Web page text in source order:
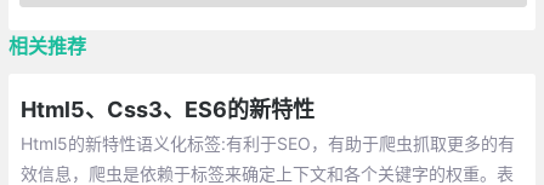
相关推荐
Html5、Css3、ES6的新特性
Html5的新特性语义化标签:有利于SEO，有助于爬虫抓取更多的有
效信息，爬虫是依赖于标签来确定上下文和各个关键字的权重。表